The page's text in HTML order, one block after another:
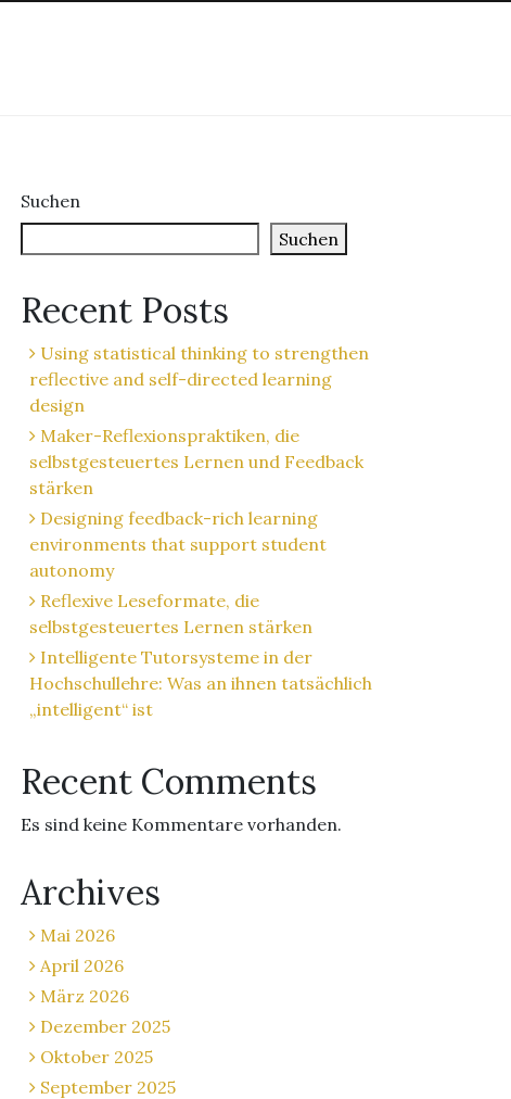
Suchen
Suchen
Recent Posts
Using statistical thinking to strengthen
reflective and self-directed learning
design
Maker-Reflexionspraktiken, die
selbstgesteuertes Lernen und Feedback
stärken
Designing feedback-rich learning
environments that support student
autonomy
Reflexive Leseformate, die
selbstgesteuertes Lernen stärken
Intelligente Tutorsysteme in der
Hochschullehre: Was an ihnen tatsächlich
„intelligent“ ist
Recent Comments
Es sind keine Kommentare vorhanden.
Archives
Mai 2026
April 2026
März 2026
Dezember 2025
Oktober 2025
September 2025